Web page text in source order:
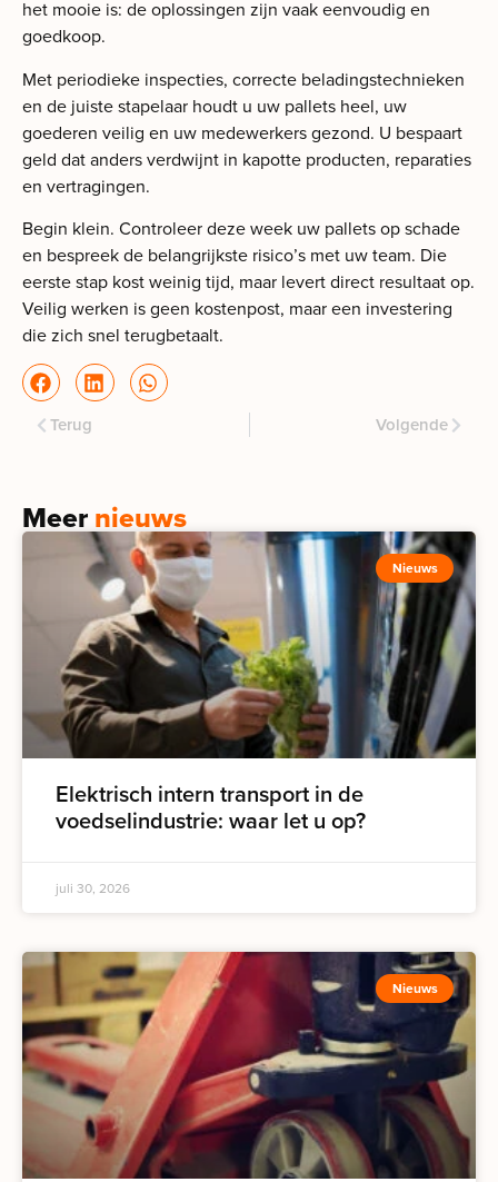
het mooie is: de oplossingen zijn vaak eenvoudig en
goedkoop.
Met periodieke inspecties, correcte beladingstechnieken
en de juiste stapelaar houdt u uw pallets heel, uw
goederen veilig en uw medewerkers gezond. U bespaart
geld dat anders verdwijnt in kapotte producten, reparaties
en vertragingen.
Begin klein. Controleer deze week uw pallets op schade
en bespreek de belangrijkste risico’s met uw team. Die
eerste stap kost weinig tijd, maar levert direct resultaat op.
Veilig werken is geen kostenpost, maar een investering
die zich snel terugbetaalt.
Terug Volgende
Meernieuws
Nieuws
Elektrisch intern transport in de
voedselindustrie: waar let u op?
juli 30, 2026
Nieuws